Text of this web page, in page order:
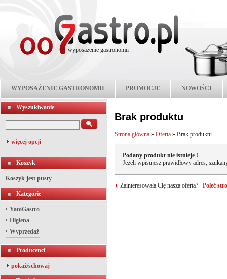
wyposażenie gastronomii
WYPOSAŻENIE GASTRONOMII PROMOCJE NOWOŚCI
Wyszukiwanie
więcej opcji
Koszyk
Koszyk jest pusty
Kategorie
YatoGastro
Higiena
Wyprzedaż
Producenci
pokaż/schowaj
Brak produktu
Strona główna » Oferta » Brak produktu
Podany produkt nie istnieje !
Jeżeli wpisujesz prawidłowy adres,
Zainteresowała Cię nasza oferta? Poleć